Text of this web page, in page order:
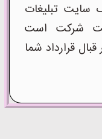
سایت تبلیغات
شرکت است
قرارداد شما